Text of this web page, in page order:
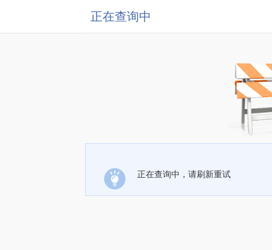
正在查询中
正在查询中，请刷新重试